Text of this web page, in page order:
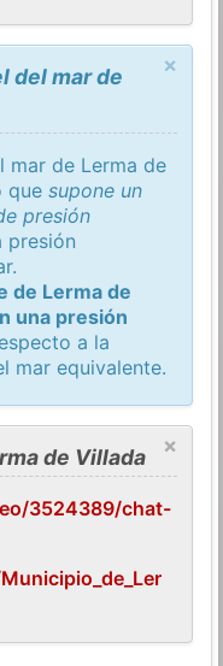
×
del mar de
mar de Lerma de
quesupone un
presión
presión
de Lerma de
una presión
a la
mar equivalente.
×
de Villada
3524389/chat-